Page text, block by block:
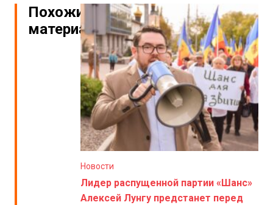
Похожие
материалы
Новости
Лидер распущенной партии «Шанс»
Алексей Лунгу предстанет перед